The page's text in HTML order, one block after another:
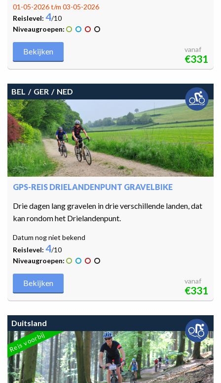
01-05-2026 t/m 03-05-2026
Reislevel: 4/10
Niveaugroepen:
Bekijken vanaf
€331
BEL GER NED
GPS-REIS DRIELANDENPUNT GRAVELBIKE
Drie dagen lang gravelen in drie verschillende landen, dat
kan rondom het Drielandenpunt.
Datum nog niet bekend
Reislevel: 4/10
Niveaugroepen:
Bekijken vanaf
€331
Duitsland
Reis voorbij